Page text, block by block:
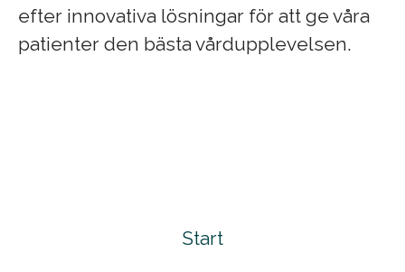
efter innovativa lösningar för att ge våra
patienter den bästa vårdupplevelsen.
Start